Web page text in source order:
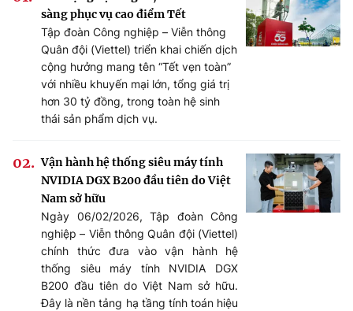
sàng phục vụ cao điểm Tết
Tập đoàn Công nghiệp – Viễn thông
Quân đội (Viettel) triển khai chiến dịch
cộng hưởng mang tên “Tết vẹn toàn”
với nhiều khuyến mại lớn, tổng giá trị
hơn 30 tỷ đồng, trong toàn hệ sinh
thái sản phẩm dịch vụ.
Vận hành hệ thống siêu máy tính
NVIDIA DGX B200 đầu tiên do Việt
Nam sở hữu
Ngày 06/02/2026, Tập đoàn Công
nghiệp – Viễn thông Quân đội (Viettel)
chính thức đưa vào vận hành hệ
thống siêu máy tính NVIDIA DGX
B200 đầu tiên do Việt Nam sở hữu.
Đây là nền tảng hạ tầng tính toán hiệu